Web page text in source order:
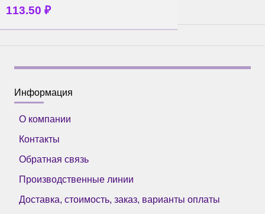
113.50 ₽
Информация
О компании
Контакты
Обратная связь
Производственные линии
Доставка, стоимость, заказ, варианты оплаты